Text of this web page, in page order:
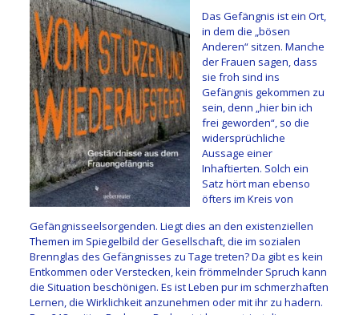
Das Gefängnis ist ein Ort,
in dem die „bösen
Anderen“ sitzen. Manche
der Frauen sagen, dass
sie froh sind ins
Gefängnis gekommen zu
sein, denn „hier bin ich
frei geworden“, so die
widersprüchliche
Aussage einer
Inhaftierten. Solch ein
Satz hört man ebenso
öfters im Kreis von
Gefängnisseelsorgenden. Liegt dies an den existenziellen
Themen im Spiegelbild der Gesellschaft, die im sozialen
Brennglas des Gefängnisses zu Tage treten? Da gibt es kein
Entkommen oder Verstecken, kein frömmelnder Spruch kann
die Situation beschönigen. Es ist Leben pur im schmerzhaften
Lernen, die Wirklichkeit anzunehmen oder mit ihr zu hadern.